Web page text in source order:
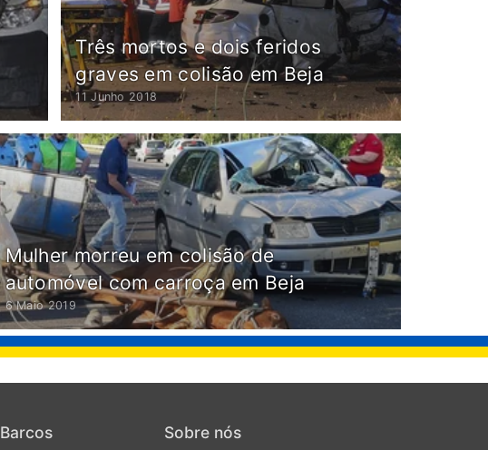
Três mortos e dois feridos
graves em colisão em Beja
11 Junho 2018
Mulher morreu em colisão de
automóvel com carroça em Beja
6 Maio 2019
Barcos Sobre nós